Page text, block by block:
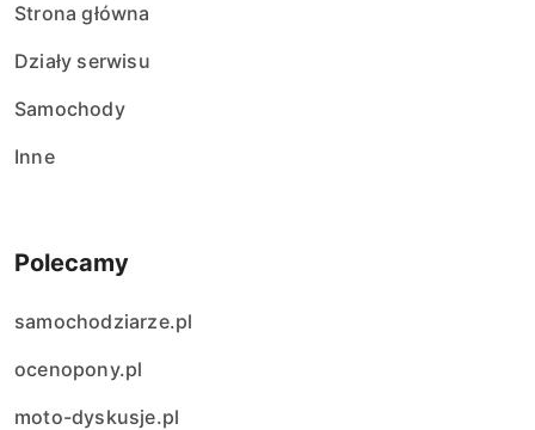
Strona główna
Działy serwisu
Samochody
Inne
Polecamy
samochodziarze.pl
ocenopony.pl
moto-dyskusje.pl